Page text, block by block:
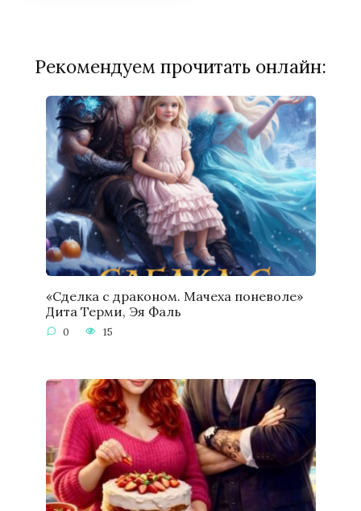
Рекомендуем прочитать онлайн:
«Сделка с драконом. Мачеха поневоле»
Дита Терми, Эя Фаль
0 15